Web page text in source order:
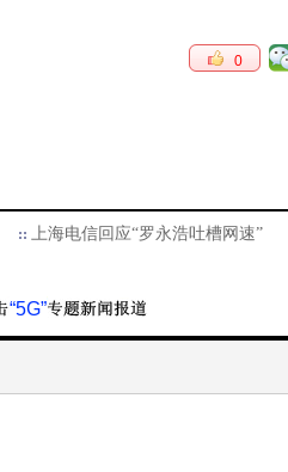
0
上海电信回应“罗永浩吐槽网速”
“5G”